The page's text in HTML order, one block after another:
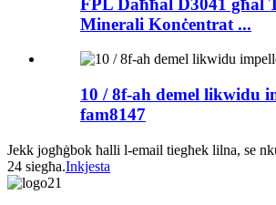
Minerali Konċentrat ...
10 / 8f-ah demel likwidu
fam8147
Jekk jogħġbok ħalli l-email tiegħek lilna, se
24 siegħa.Inkjesta